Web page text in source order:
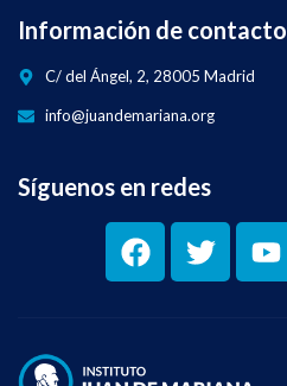
Información de contacto
C/ del Ángel, 2, 28005 Madrid
info@juandemariana.org
Síguenos en redes